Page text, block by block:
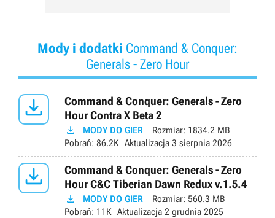
Mody i dodatki Command & Conquer:
Generals - Zero Hour

Command & Conquer: Generals - Zero
Hour Contra X Beta 2
 MODY DO GIER Rozmiar: 1834.2 MB
Pobrań: 86.2K Aktualizacja 3 sierpnia 2026

Command & Conquer: Generals - Zero
Hour C&C Tiberian Dawn Redux v.1.5.4
 MODY DO GIER Rozmiar: 560.3 MB
Pobrań: 11K Aktualizacja 2 grudnia 2025